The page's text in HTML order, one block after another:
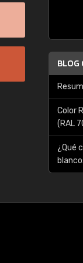
BLOG
Color
(RAL
¿Qué